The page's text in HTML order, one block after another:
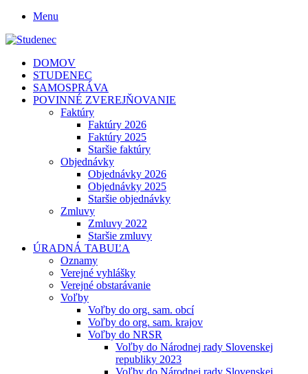
Menu
DOMOV
STUDENEC
SAMOSPRÁVA
POVINNÉ ZVEREJŇOVANIE
Faktúry
Faktúry 2026
Faktúry 2025
Staršie faktúry
Objednávky
Objednávky 2026
Objednávky 2025
Staršie objednávky
Zmluvy
Zmluvy 2022
Staršie zmluvy
ÚRADNÁ TABUĽA
Oznamy
Verejné vyhlášky
Verejné obstarávanie
Voľby
Voľby do org. sam. obcí
Voľby do org. sam. krajov
Voľby do NRSR
Voľby do Národnej rady Slovenskej
republiky 2023